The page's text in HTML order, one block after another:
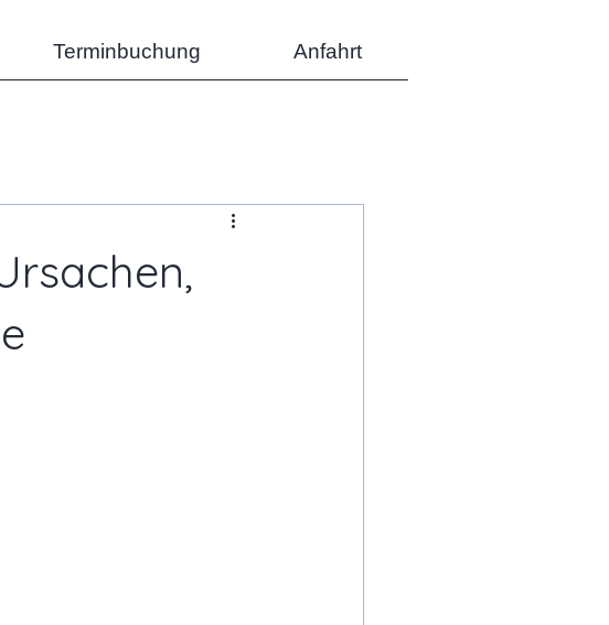
Terminbuchung Anfahrt